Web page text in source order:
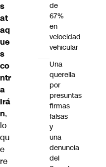
s
at
aq
ue
s
co
ntr
a
Irá
n,
lo
qu
e
re
de
67%
en
velocidad
vehicular
Una
querella
por
presuntas
firmas
falsas
y
una
denuncia
del